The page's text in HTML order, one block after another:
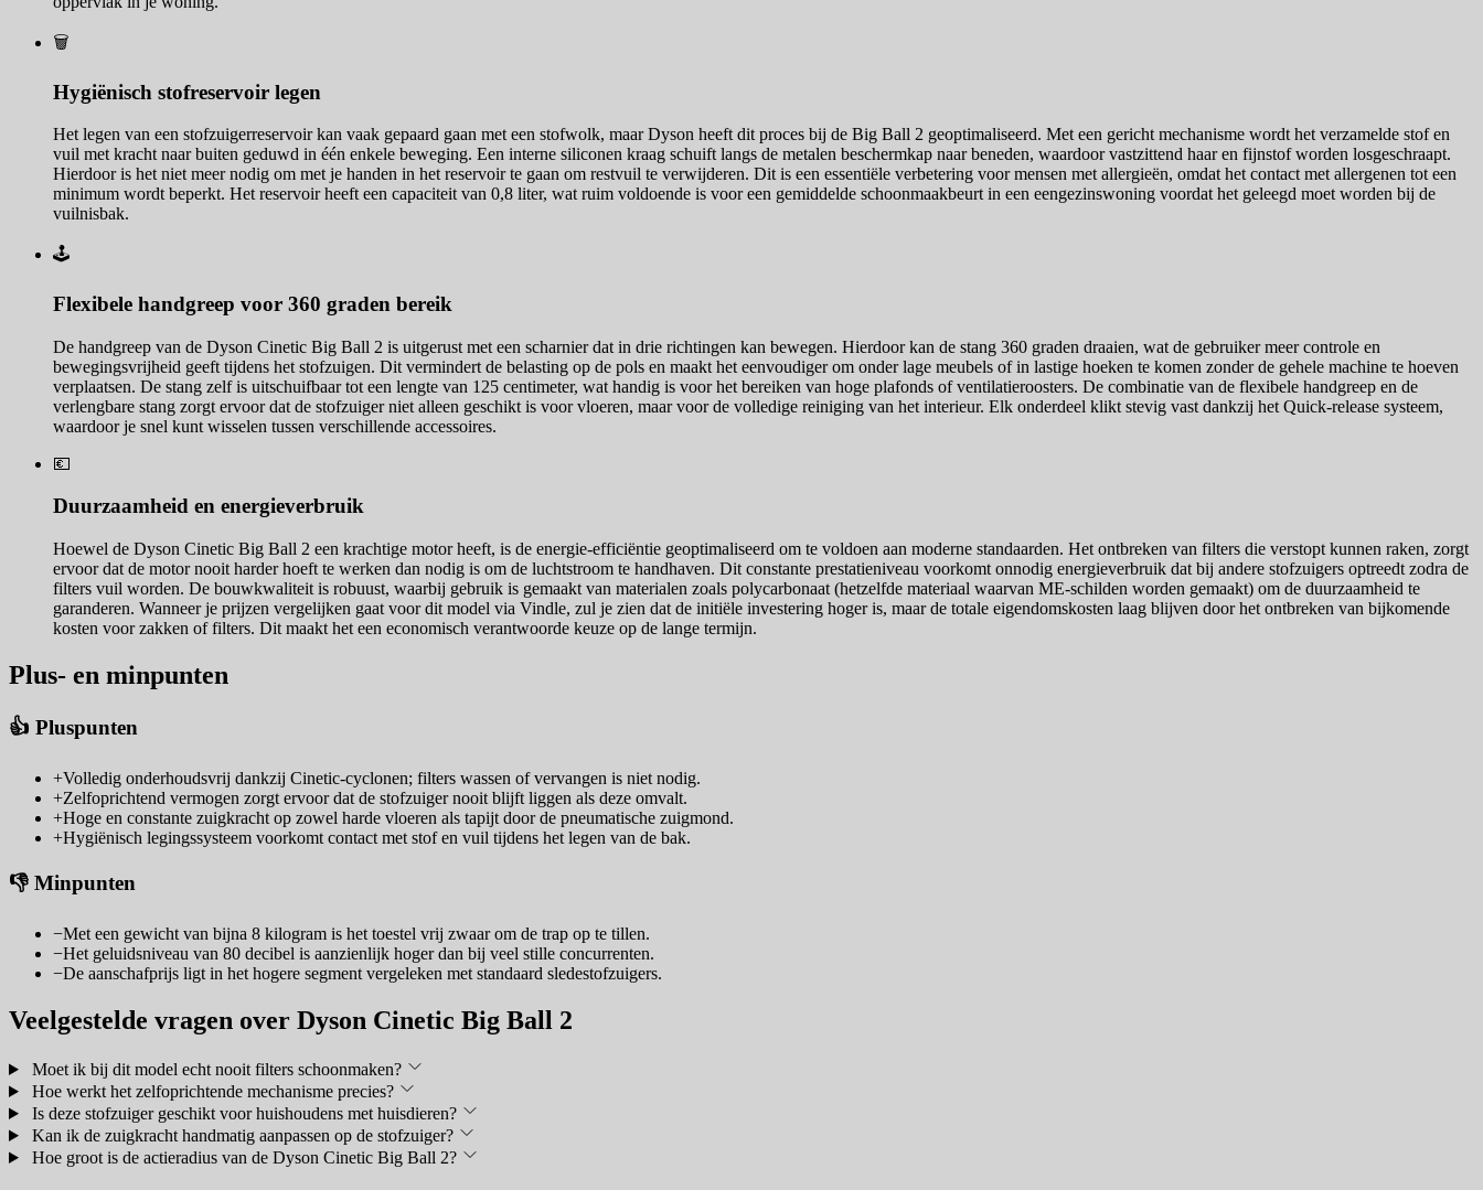
🗑️
Hygiënisch stofreservoir legen
Het legen van een stofzuigerreservoir kan vaak gepaard gaan met een stofwolk, maar Dyson heeft dit proces bij de Big Ball 2 geoptimaliseerd. Met een gericht mechanisme wordt het verzamelde stof en
vuil met kracht naar buiten geduwd in één enkele beweging. Een interne siliconen kraag schuift langs de metalen beschermkap naar beneden, waardoor vastzittend haar en fijnstof worden losgeschraapt.
Hierdoor is het niet meer nodig om met je handen in het reservoir te gaan om restvuil te verwijderen. Dit is een essentiële verbetering voor mensen met allergieën, omdat het contact met allergenen tot een
minimum wordt beperkt. Het reservoir heeft een capaciteit van 0,8 liter, wat ruim voldoende is voor een gemiddelde schoonmaakbeurt in een eengezinswoning voordat het geleegd moet worden bij de
vuilnisbak.
🕹️
Flexibele handgreep voor 360 graden bereik
De handgreep van de Dyson Cinetic Big Ball 2 is uitgerust met een scharnier dat in drie richtingen kan bewegen. Hierdoor kan de stang 360 graden draaien, wat de gebruiker meer controle en
bewegingsvrijheid geeft tijdens het stofzuigen. Dit vermindert de belasting op de pols en maakt het eenvoudiger om onder lage meubels of in lastige hoeken te komen zonder de gehele machine te hoeven
verplaatsen. De stang zelf is uitschuifbaar tot een lengte van 125 centimeter, wat handig is voor het bereiken van hoge plafonds of ventilatieroosters. De combinatie van de flexibele handgreep en de
verlengbare stang zorgt ervoor dat de stofzuiger niet alleen geschikt is voor vloeren, maar voor de volledige reiniging van het interieur. Elk onderdeel klikt stevig vast dankzij het Quick-release systeem,
waardoor je snel kunt wisselen tussen verschillende accessoires.
💶
Duurzaamheid en energieverbruik
Hoewel de Dyson Cinetic Big Ball 2 een krachtige motor heeft, is de energie-efficiëntie geoptimaliseerd om te voldoen aan moderne standaarden. Het ontbreken van filters die verstopt kunnen raken, zorgt
ervoor dat de motor nooit harder hoeft te werken dan nodig is om de luchtstroom te handhaven. Dit constante prestatieniveau voorkomt onnodig energieverbruik dat bij andere stofzuigers optreedt zodra de
filters vuil worden. De bouwkwaliteit is robuust, waarbij gebruik is gemaakt van materialen zoals polycarbonaat (hetzelfde materiaal waarvan ME-schilden worden gemaakt) om de duurzaamheid te
garanderen. Wanneer je prijzen vergelijken gaat voor dit model via Vindle, zul je zien dat de initiële investering hoger is, maar de totale eigendomskosten laag blijven door het ontbreken van bijkomende
kosten voor zakken of filters. Dit maakt het een economisch verantwoorde keuze op de lange termijn.
Plus- en minpunten
👍 Pluspunten
+Volledig onderhoudsvrij dankzij Cinetic-cyclonen; filters wassen of vervangen is niet nodig.
+Zelfoprichtend vermogen zorgt ervoor dat de stofzuiger nooit blijft liggen als deze omvalt.
+Hoge en constante zuigkracht op zowel harde vloeren als tapijt door de pneumatische zuigmond.
+Hygiënisch legingssysteem voorkomt contact met stof en vuil tijdens het legen van de bak.
👎 Minpunten
−Met een gewicht van bijna 8 kilogram is het toestel vrij zwaar om de trap op te tillen.
−Het geluidsniveau van 80 decibel is aanzienlijk hoger dan bij veel stille concurrenten.
−De aanschafprijs ligt in het hogere segment vergeleken met standaard sledestofzuigers.
Veelgestelde vragen over Dyson Cinetic Big Ball 2
Moet ik bij dit model echt nooit filters schoonmaken?
Hoe werkt het zelfoprichtende mechanisme precies?
Is deze stofzuiger geschikt voor huishoudens met huisdieren?
Kan ik de zuigkracht handmatig aanpassen op de stofzuiger?
Hoe groot is de actieradius van de Dyson Cinetic Big Ball 2?